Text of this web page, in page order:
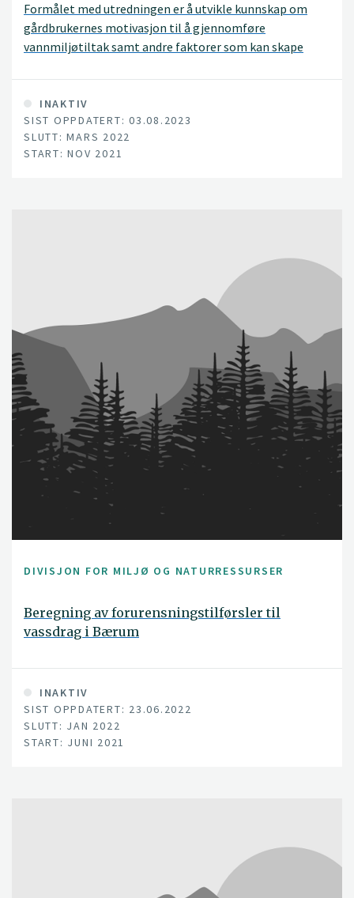
Formålet med utredningen er å utvikle kunnskap om
gårdbrukernes motivasjon til å gjennomføre
vannmiljøtiltak samt andre faktorer som kan skape
tiltak.
INAKTIV
SIST OPPDATERT: 03.08.2023
SLUTT: MARS 2022
START: NOV 2021
DIVISJON FOR MILJØ OG NATURRESSURSER
Beregning av forurensningstilførsler til
vassdrag i Bærum
INAKTIV
SIST OPPDATERT: 23.06.2022
SLUTT: JAN 2022
START: JUNI 2021